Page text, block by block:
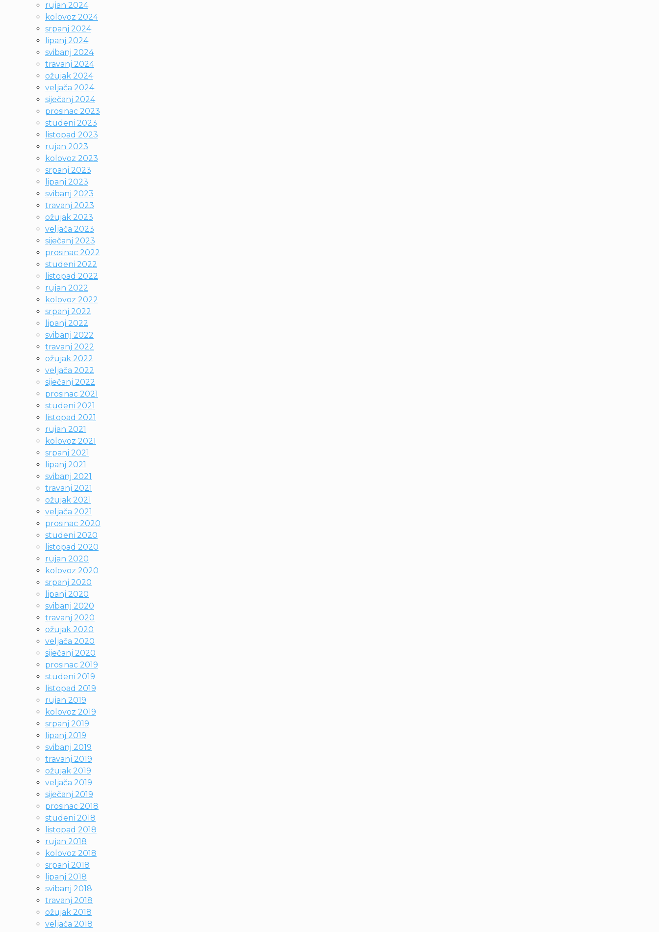
rujan 2024
kolovoz 2024
srpanj 2024
lipanj 2024
svibanj 2024
travanj 2024
ožujak 2024
veljača 2024
siječanj 2024
prosinac 2023
studeni 2023
listopad 2023
rujan 2023
kolovoz 2023
srpanj 2023
lipanj 2023
svibanj 2023
travanj 2023
ožujak 2023
veljača 2023
siječanj 2023
prosinac 2022
studeni 2022
listopad 2022
rujan 2022
kolovoz 2022
srpanj 2022
lipanj 2022
svibanj 2022
travanj 2022
ožujak 2022
veljača 2022
siječanj 2022
prosinac 2021
studeni 2021
listopad 2021
rujan 2021
kolovoz 2021
srpanj 2021
lipanj 2021
svibanj 2021
travanj 2021
ožujak 2021
veljača 2021
prosinac 2020
studeni 2020
listopad 2020
rujan 2020
kolovoz 2020
srpanj 2020
lipanj 2020
svibanj 2020
travanj 2020
ožujak 2020
veljača 2020
siječanj 2020
prosinac 2019
studeni 2019
listopad 2019
rujan 2019
kolovoz 2019
srpanj 2019
lipanj 2019
svibanj 2019
travanj 2019
ožujak 2019
veljača 2019
siječanj 2019
prosinac 2018
studeni 2018
listopad 2018
rujan 2018
kolovoz 2018
srpanj 2018
lipanj 2018
svibanj 2018
travanj 2018
ožujak 2018
veljača 2018